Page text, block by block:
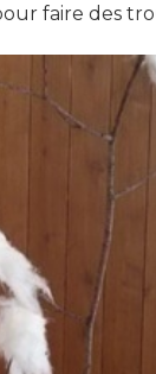
faire des